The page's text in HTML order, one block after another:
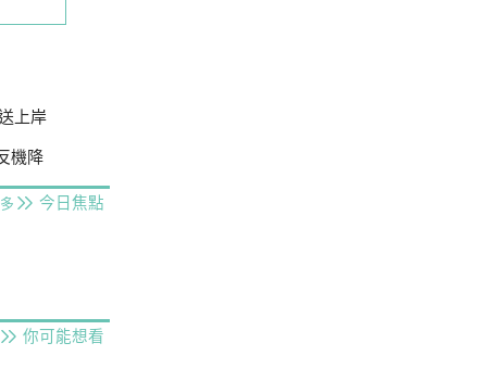
上岸
機降
今日焦點
你可能想看